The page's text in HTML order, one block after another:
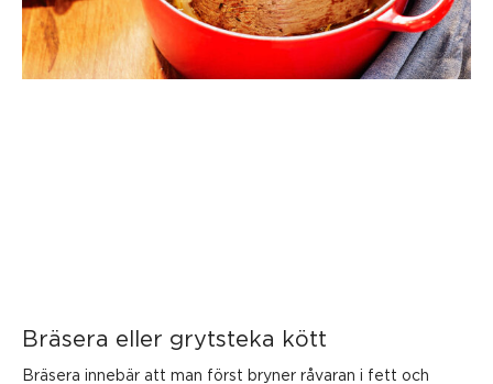
Bräsera eller grytsteka kött
Bräsera innebär att man först bryner råvaran i fett och